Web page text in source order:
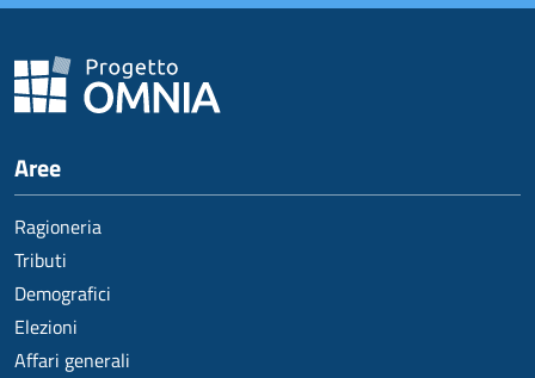
Aree
Ragioneria
Tributi
Demografici
Elezioni
Affari generali